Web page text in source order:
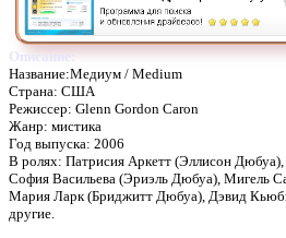
Описание:
Название:Медиум / Medium
Страна: США
Режиссер: Glenn Gordon Caron
Жанр: мистика
Год выпуска: 2006
В ролях: Патрисия Аркетт (Эллисон
София Васильева (Эриэль Дюбуа), Мигель
Мария Ларк (Бриджитт Дюбуа), Дэвид
другие.